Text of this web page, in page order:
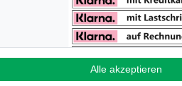
Alle akzeptieren